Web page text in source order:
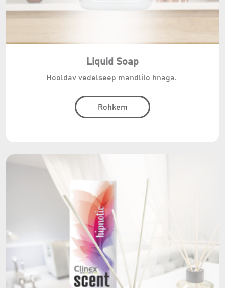
Liquid Soap
Hooldav vedelseep mandlilo hnaga.
Rohkem